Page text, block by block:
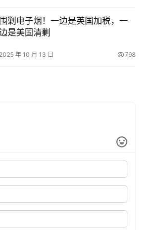
围剿电子烟！一边是英国加税，一
是美国清剿
2025 年 10 月 13 日 798